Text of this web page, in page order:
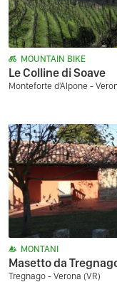
MOUNTAIN BIKE
Le Colline di Soave
Monteforte d'Alpone -
MONTANI
Masetto da
Tregnago - Verona (VR)